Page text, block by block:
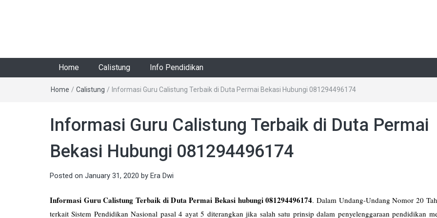
Home Calistung Info Pendidikan
Home / Calistung / Informasi Guru Calistung Terbaik di Duta Permai Bekasi Hubungi 081294496174
Informasi Guru Calistung Terbaik di Duta Permai
Bekasi Hubungi 081294496174
Posted on January 31, 2020 by Era Dwi
Informasi Guru Calistung Terbaik di Duta Permai Bekasi hubungi 081294496174. Dalam Undang-Undang Nomor 20
terkait Sistem Pendidikan Nasional pasal 4 ayat 5 diterangkan jika salah satu prinsip dalam penyelenggaraan pendidikan